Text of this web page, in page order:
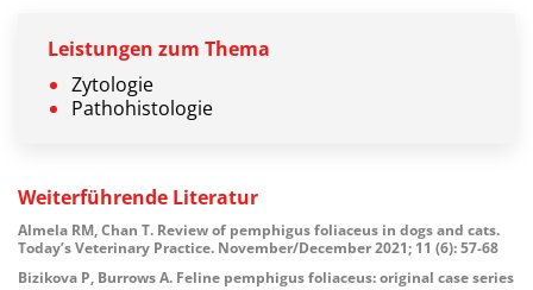
Leistungen zum Thema
Zytologie
Pathohistologie
Weiterführende Literatur
Almela RM, Chan T. Review of pemphigus foliaceus in dogs and cats.
Today’s Veterinary Practice. November/December 2021; 11 (6): 57-68
Bizikova P, Burrows A. Feline pemphigus foliaceus: original case series